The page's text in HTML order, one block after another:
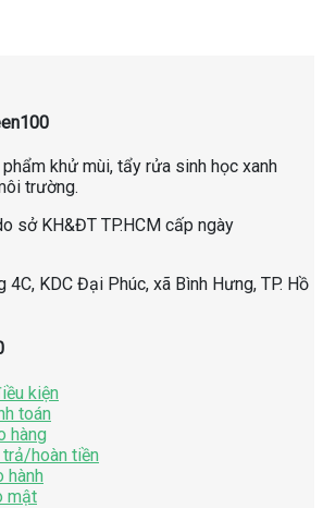
khử mùi, tẩy rửa sinh học xanh
trường.
sở KH&ĐT TP.HCM cấp ngày
4C, KDC Đại Phúc, xã Bình Hưng, TP. Hồ
kiện
toán
hàng
hoàn tiền
hành
mật